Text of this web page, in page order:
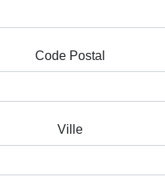
Code Postal
Ville